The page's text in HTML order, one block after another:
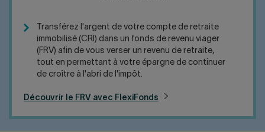
Transférez l'argent de votre compte de retraite
immobilisé (CRI) dans un fonds de revenu viager
(FRV) afin de vous verser un revenu de retraite,
tout en permettant à votre épargne de continuer
de croître à l'abri de l'impôt.
Découvrir le FRV avec FlexiFonds